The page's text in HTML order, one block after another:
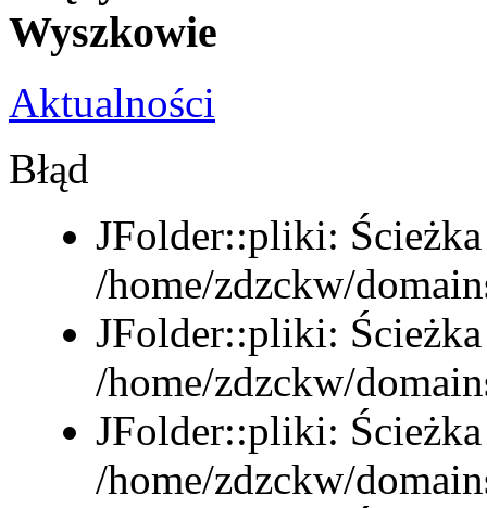
Wyszkowie
Aktualności
Błąd
JFolder::pliki:
/home/zdzckw/
JFolder::pliki:
/home/zdzckw/
JFolder::pliki:
/home/zdzckw/